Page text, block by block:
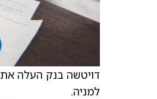
דויטשה בנק העלה את
למניה.